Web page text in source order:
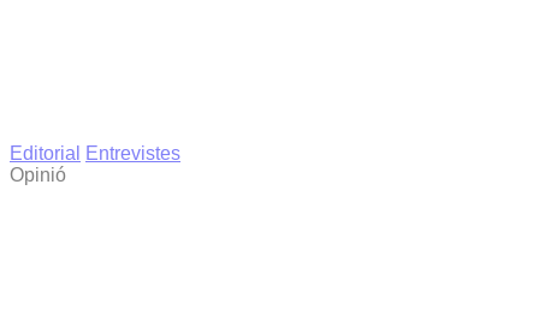
Editorial
Entrevistes
Opinió